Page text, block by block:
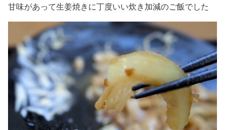
甘味があって生姜焼きに丁度いい炊き加減のご飯でした